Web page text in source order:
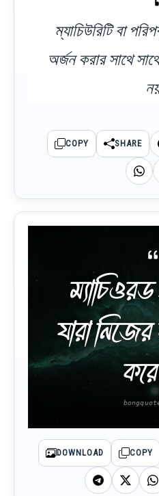
ম্যাচিউরিটি বা
অর্জন করার সাথে
COPY SHARE
যারা
DOWNLOAD COPY